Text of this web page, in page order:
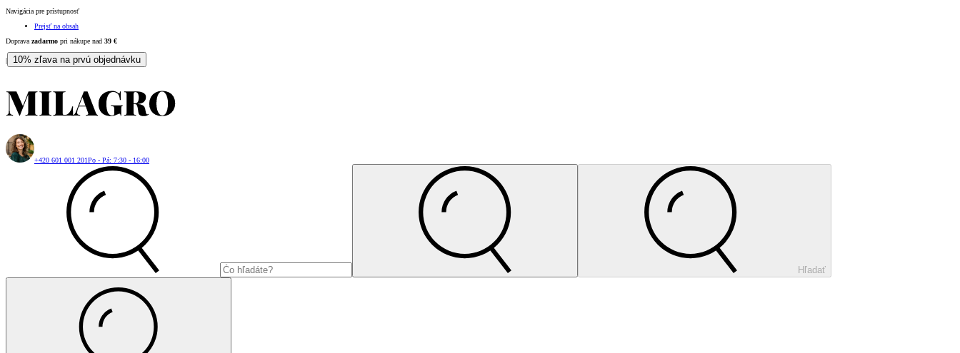
Navigácia pre prístupnosť
Prejsť na obsah
Doprava zadarmo pri nákupe nad 39 €
| 10% zľava na prvú objednávku
+420 601 001 201Po - Pá: 7:30 - 16:00
Hľadať